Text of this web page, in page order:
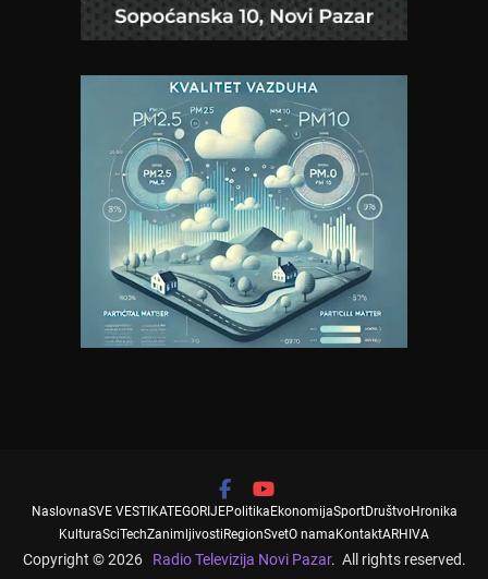
NaslovnaSVE VESTI KATEGORIJEPolitika EkonomijaSportDruštvoHronika
KulturaSciTechZanimljivosti RegionSvetO nama KontaktARHIVA
Copyright © 2026 Radio Televizija Novi Pazar. All rights reserved.